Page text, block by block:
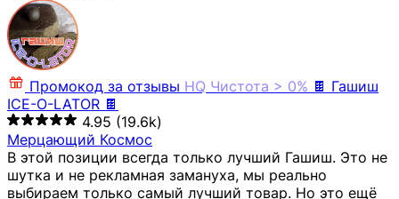
Промокод за отзывы HQ Чистота > 0% 🍫 Гашиш
ICE-O-LATOR 🍫
4.95 (19.6k)
Мерцающий Космос
В этой позиции всегда только лучший Гашиш. Это не
шутка и не рекламная замануха, мы реально
выбираем только самый лучший товар. Но это ещё